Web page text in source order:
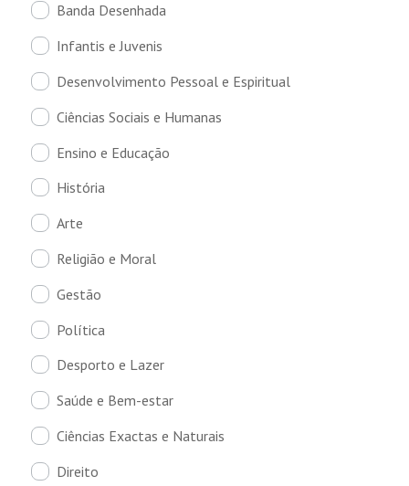
Banda Desenhada
Infantis e Juvenis
Desenvolvimento Pessoal e Espiritual
Ciências Sociais e Humanas
Ensino e Educação
História
Arte
Religião e Moral
Gestão
Política
Desporto e Lazer
Saúde e Bem-estar
Ciências Exactas e Naturais
Direito